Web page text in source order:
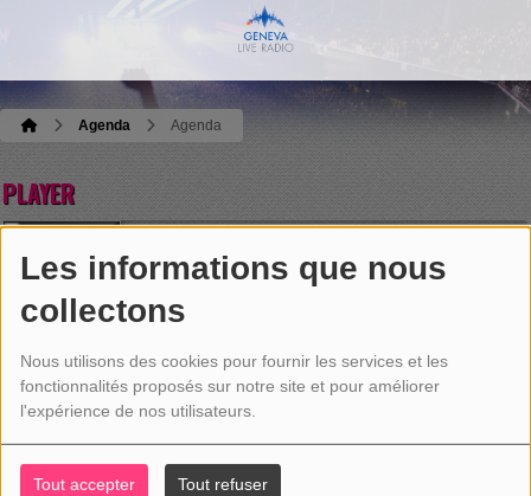
Les informations que nous
collectons
Nous utilisons des cookies pour fournir les services et les
fonctionnalités proposés sur notre site et pour améliorer
l'expérience de nos utilisateurs.
Tout accepter Tout refuser
Agenda Agenda
PLAYER
Manu Lanvin
Ecoutez maintenant
AGENDA